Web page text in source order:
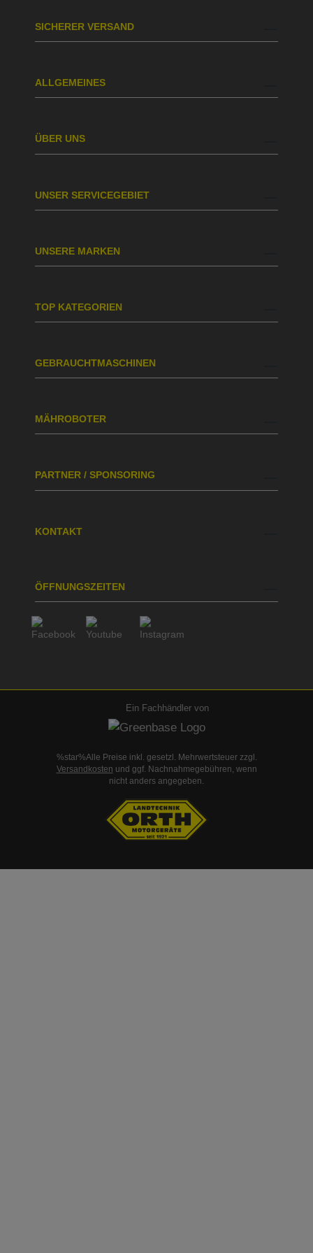
SICHERER VERSAND
ALLGEMEINES
ÜBER UNS
UNSER SERVICEGEBIET
UNSERE MARKEN
TOP KATEGORIEN
GEBRAUCHTMASCHINEN
MÄHROBOTER
PARTNER / SPONSORING
KONTAKT
ÖFFNUNGSZEITEN
Ein Fachhändler von
%star%Alle Preise inkl. gesetzl. Mehrwertsteuer zzgl.
Versandkosten und ggf. Nachnahmegebühren, wenn
nicht anders angegeben.